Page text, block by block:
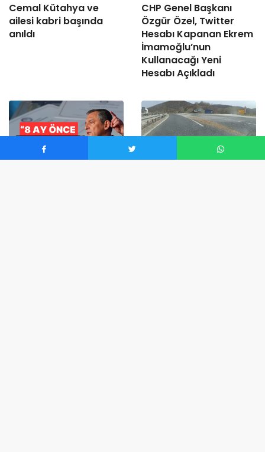
Cemal Kütahya ve
ailesi kabri başında
anıldı
CHP Genel Başkanı
Özgür Özel, Twitter
Hesabı Kapanan Ekrem
İmamoğlu’nun
Kullanacağı Yeni
Hesabı Açıkladı